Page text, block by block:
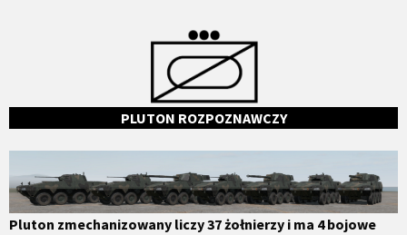
PLUTON ROZPOZNAWCZY
Pluton zmechanizowany liczy 37 żołnierzy i ma 4 bojowe